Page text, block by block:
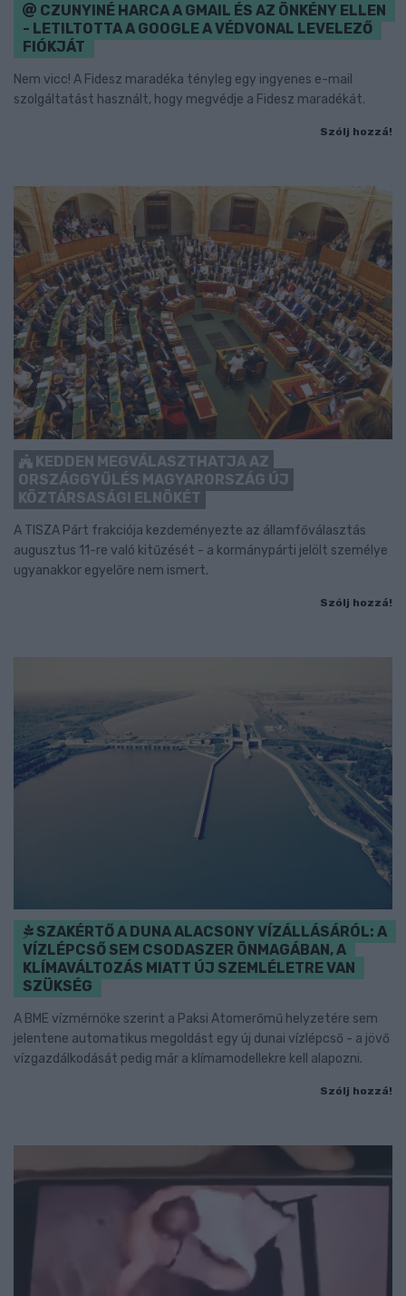
CZUNYINÉ HARCA A GMAIL ÉS AZ ÖNKÉNY ELLEN
- LETILTOTTA A GOOGLE A VÉDVONAL LEVELEZŐ
FIÓKJÁT
Nem vicc! A Fidesz maradéka tényleg egy ingyenes e-mail
szolgáltatást használt, hogy megvédje a Fidesz maradékát.
Szólj hozzá!
KEDDEN MEGVÁLASZTHATJA AZ
ORSZÁGGYŰLÉS MAGYARORSZÁG ÚJ
KÖZTÁRSASÁGI ELNÖKÉT
A TISZA Párt frakciója kezdeményezte az államfőválasztás
augusztus 11-re való kitűzését - a kormánypárti jelölt személye
ugyanakkor egyelőre nem ismert.
Szólj hozzá!
SZAKÉRTŐ A DUNA ALACSONY VÍZÁLLÁSÁRÓL: A
VÍZLÉPCSŐ SEM CSODASZER ÖNMAGÁBAN, A
KLÍMAVÁLTOZÁS MIATT ÚJ SZEMLÉLETRE VAN
SZÜKSÉG
A BME vízmérnöke szerint a Paksi Atomerőmű helyzetére sem
jelentene automatikus megoldást egy új dunai vízlépcső - a jövő
vízgazdálkodását pedig már a klímamodellekre kell alapozni.
Szólj hozzá!